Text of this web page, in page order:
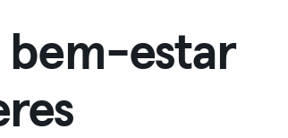
bem-estar